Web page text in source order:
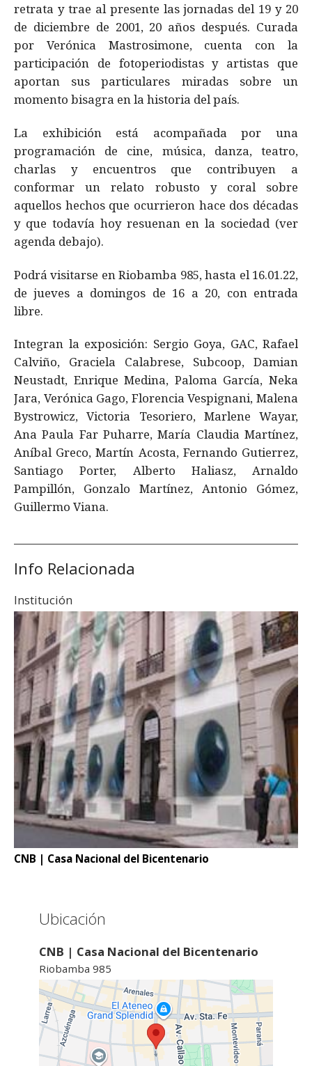
retrata y trae al presente las jornadas del 19 y 20
de diciembre de 2001, 20 años después. Curada
por Verónica Mastrosimone, cuenta con la
participación de fotoperiodistas y artistas que
aportan sus particulares miradas sobre un
momento bisagra en la historia del país.
La exhibición está acompañada por una
programación de cine, música, danza, teatro,
charlas y encuentros que contribuyen a
conformar un relato robusto y coral sobre
aquellos hechos que ocurrieron hace dos décadas
y que todavía hoy resuenan en la sociedad (ver
agenda debajo).
Podrá visitarse en Riobamba 985, hasta el 16.01.22,
de jueves a domingos de 16 a 20, con entrada
libre.
Integran la exposición: Sergio Goya, GAC, Rafael
Calviño, Graciela Calabrese, Subcoop, Damian
Neustadt, Enrique Medina, Paloma García, Neka
Jara, Verónica Gago, Florencia Vespignani, Malena
Bystrowicz, Victoria Tesoriero, Marlene Wayar,
Ana Paula Far Puharre, María Claudia Martínez,
Aníbal Greco, Martín Acosta, Fernando Gutierrez,
Santiago Porter, Alberto Haliasz, Arnaldo
Pampillón, Gonzalo Martínez, Antonio Gómez,
Guillermo Viana.
Info Relacionada
Institución
CNB | Casa Nacional del Bicentenario
Ubicación
CNB | Casa Nacional del Bicentenario
Riobamba 985